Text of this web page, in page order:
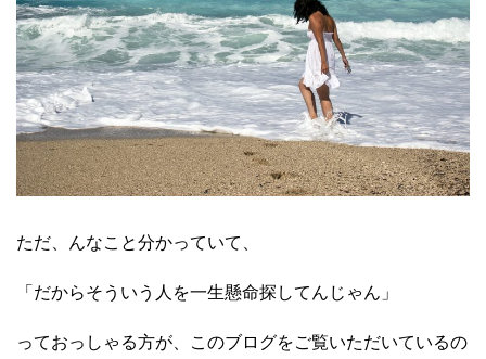
ただ、んなこと分かっていて、
「だからそういう人を一生懸命探してんじゃん」
っておっしゃる方が、このブログをご覧いただいているの